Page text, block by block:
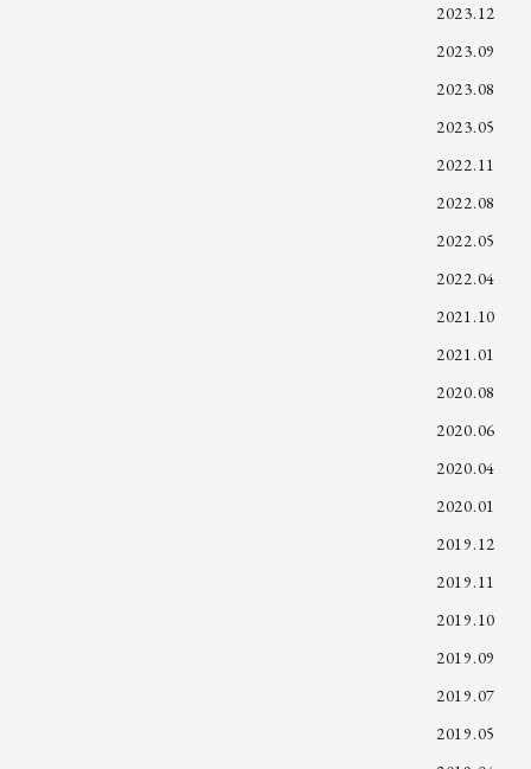
2023.12
2023.09
2023.08
2023.05
2022.11
2022.08
2022.05
2022.04
2021.10
2021.01
2020.08
2020.06
2020.04
2020.01
2019.12
2019.11
2019.10
2019.09
2019.07
2019.05